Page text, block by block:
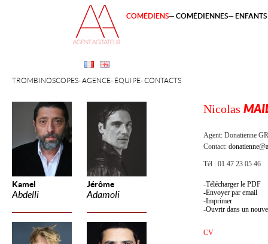
Kamel
Abdelli
Jérôme
Adamoli
TROMBINOSCOPES AGENCE ÉQUIPE CONTACTS
COMÉDIENS COMÉDIENNES
Nicolas
Agent: Donatienne
Contact:
Tél : 01 47 23 05 46
Télécharger le PDF
Envoyer par email
Imprimer
Ouvrir dans un
CV